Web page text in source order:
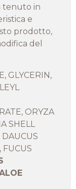
tenuto in
e
prodotto,
del
GLYCERIN,
ORYZA
SHELL
DAUCUS
FUCUS